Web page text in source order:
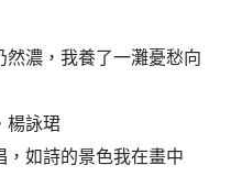
濃，我養了一灘憂愁向
楊詠珺
，如詩的景色我在畫中